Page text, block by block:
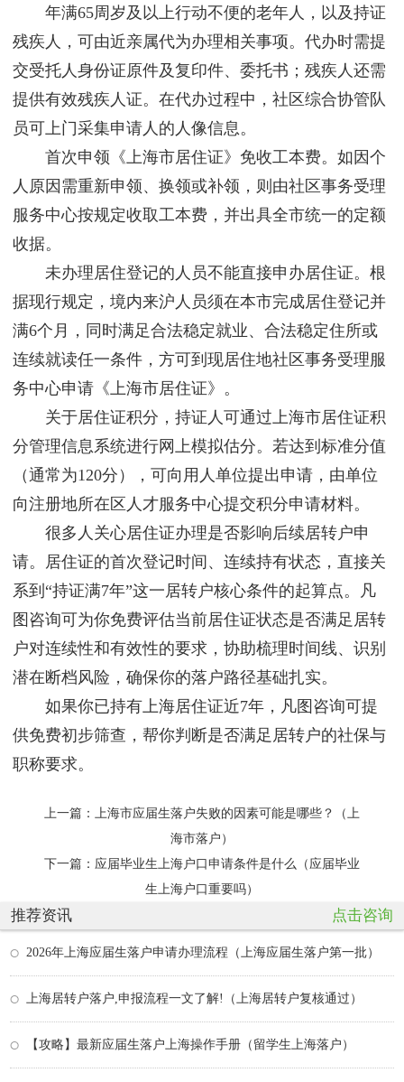
年满65周岁及以上行动不便的老年人，以及持证
残疾人，可由近亲属代为办理相关事项。代办时需提
交受托人身份证原件及复印件、委托书；残疾人还需
提供有效残疾人证。在代办过程中，社区综合协管队
员可上门采集申请人的人像信息。
首次申领《上海市居住证》免收工本费。如因个
人原因需重新申领、换领或补领，则由社区事务受理
服务中心按规定收取工本费，并出具全市统一的定额
收据。
未办理居住登记的人员不能直接申办居住证。根
据现行规定，境内来沪人员须在本市完成居住登记并
满6个月，同时满足合法稳定就业、合法稳定住所或
连续就读任一条件，方可到现居住地社区事务受理服
务中心申请《上海市居住证》。
关于居住证积分，持证人可通过上海市居住证积
分管理信息系统进行网上模拟估分。若达到标准分值
（通常为120分），可向用人单位提出申请，由单位
向注册地所在区人才服务中心提交积分申请材料。
很多人关心居住证办理是否影响后续居转户申
请。居住证的首次登记时间、连续持有状态，直接关
系到“持证满7年”这一居转户核心条件的起算点。凡
图咨询可为你免费评估当前居住证状态是否满足居转
户对连续性和有效性的要求，协助梳理时间线、识别
潜在断档风险，确保你的落户路径基础扎实。
如果你已持有上海居住证近7年，凡图咨询可提
供免费初步筛查，帮你判断是否满足居转户的社保与
职称要求。
上一篇：
上海市应届生落户失败的因素可能是哪些？（上
海市落户）
下一篇： 应届毕业生上海户口申请条件是什么（应届毕业
生上海户口重要吗）
推荐资讯 点击咨询
2026年上海应届生落户申请办理流程（上海应届生落户第一批）
上海居转户落户,申报流程一文了解!（上海居转户复核通过）
【攻略】最新应届生落户上海操作手册（留学生上海落户）